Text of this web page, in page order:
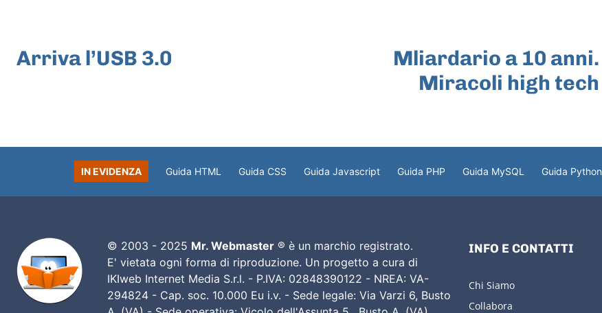
Arriva l’USB 3.0
Mliardario a 10 anni.
Miracoli high tech
IN EVIDENZA Guida HTML Guida CSS Guida Javascript Guida PHP Guida MySQL Guida Python
© 2003 - 2025 Mr. Webmaster® è un marchio registrato.
E' vietata ogni forma di riproduzione. Un progetto a cura di
IKIweb Internet Media S.r.l. - P.IVA: 02848390122 - NREA: VA-
294824 - Cap. soc. 10.000 Eu i.v. - Sede legale: Via Varzi 6, Busto
INFO E CONTATTI
Chi Siamo
Collabora